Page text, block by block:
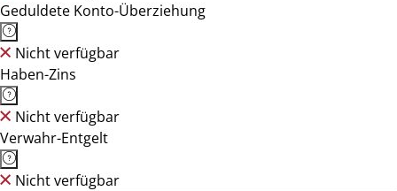
Geduldete Konto-Überziehung
Nicht verfügbar
Haben-Zins
Nicht verfügbar
Verwahr-Entgelt
Nicht verfügbar